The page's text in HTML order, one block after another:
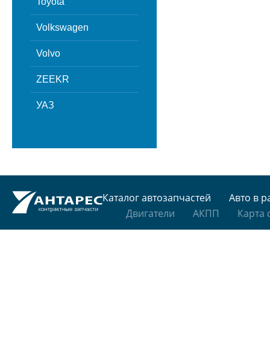
Volkswagen
Volvo
ZEEKR
УАЗ
Каталог автозапчастей
Авто в
Двигатели
АКПП Карта